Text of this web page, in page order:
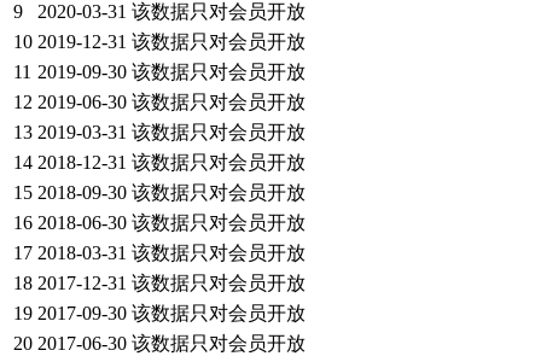
9
2020-03-31 该数据只对会员开放
10 2019-12-31 该数据只对会员开放
11 2019-09-30 该数据只对会员开放
12 2019-06-30 该数据只对会员开放
13 2019-03-31 该数据只对会员开放
14 2018-12-31 该数据只对会员开放
15 2018-09-30 该数据只对会员开放
16 2018-06-30 该数据只对会员开放
17 2018-03-31 该数据只对会员开放
18 2017-12-31 该数据只对会员开放
19 2017-09-30 该数据只对会员开放
20 2017-06-30 该数据只对会员开放